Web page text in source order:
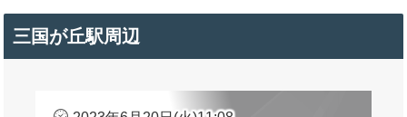
三国が丘駅周辺